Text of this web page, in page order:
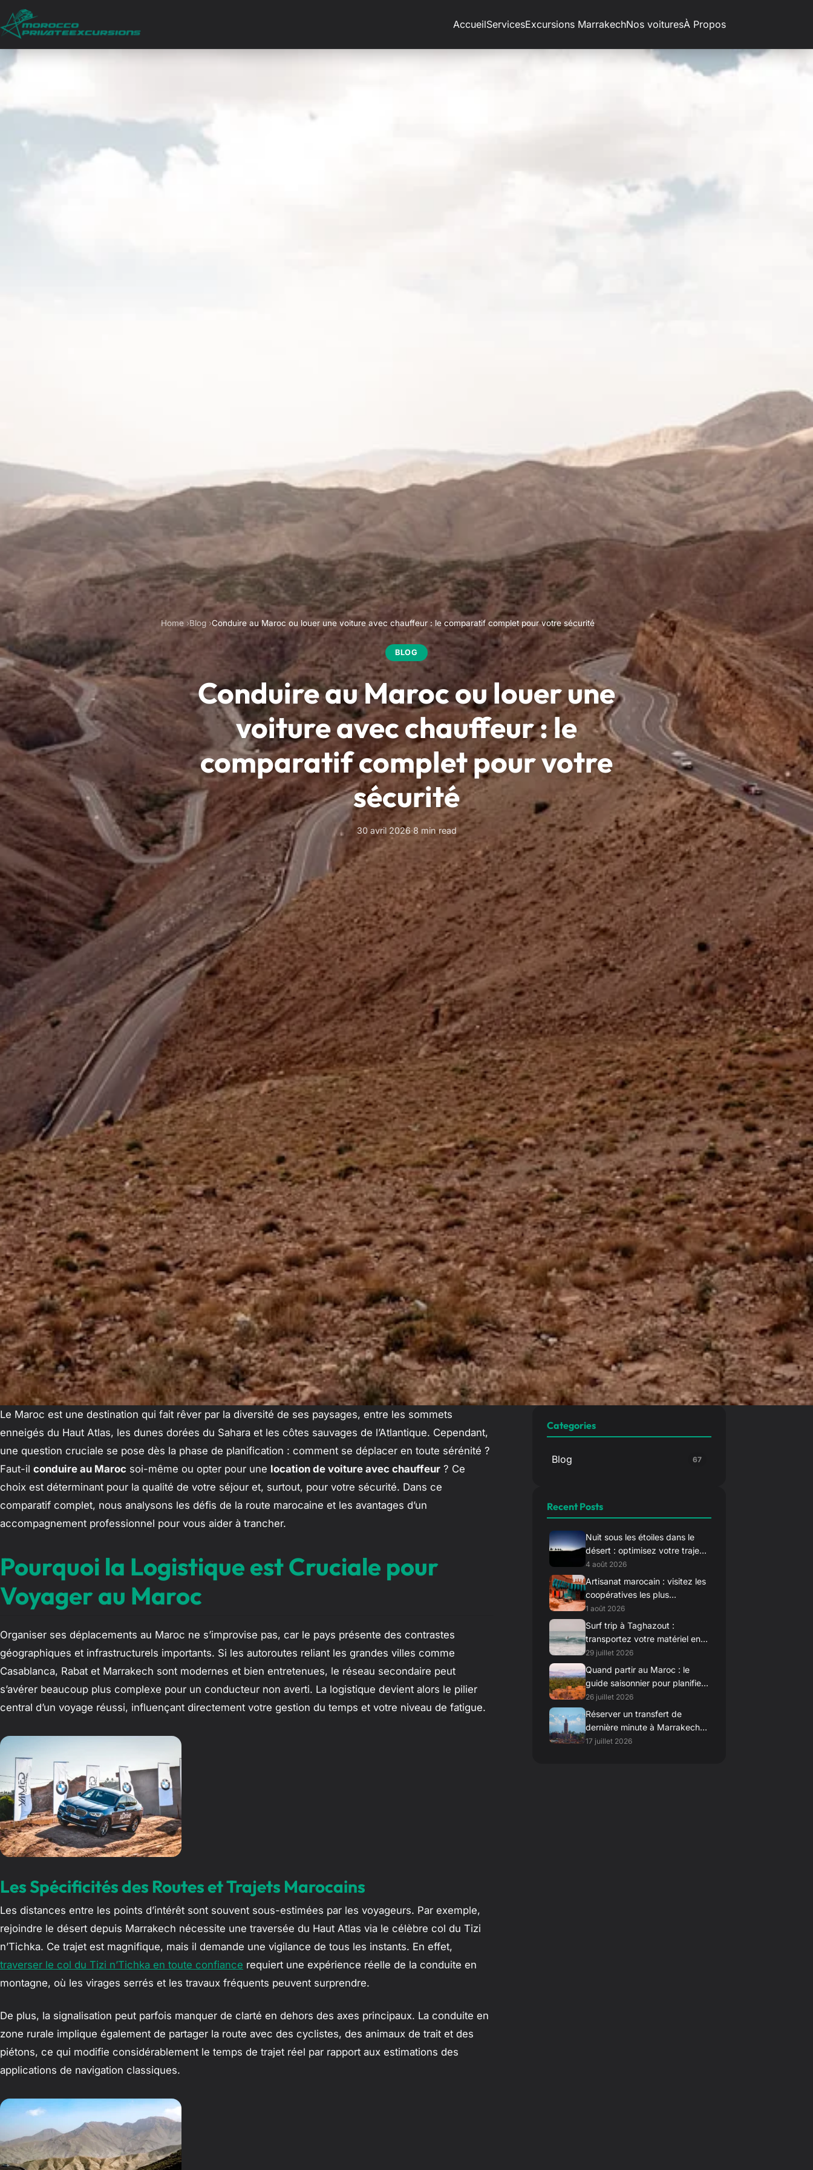
AccueilServicesExcursions MarrakechNos voituresÀ Propos
Home Blog Conduire au Maroc ou louer une voiture avec chauffeur : le comparatif complet pour votre sécurité
BLOG
Conduire au Maroc ou louer une
voiture avec chauffeur : le
comparatif complet pour votre
sécurité
30 avril 2026·8 min read
Le Maroc est une destination qui fait rêver par la diversité de ses paysages, entre les sommets
enneigés du Haut Atlas, les dunes dorées du Sahara et les côtes sauvages de l’Atlantique. Cependant,
une question cruciale se pose dès la phase de planification : comment se déplacer en toute sérénité ?
Faut-il conduire au Maroc soi-même ou opter pour une location de voiture avec chauffeur ? Ce
choix est déterminant pour la qualité de votre séjour et, surtout, pour votre sécurité. Dans ce
comparatif complet, nous analysons les défis de la route marocaine et les avantages d’un
accompagnement professionnel pour vous aider à trancher.
Pourquoi la Logistique est Cruciale pour
Voyager au Maroc
Organiser ses déplacements au Maroc ne s’improvise pas, car le pays présente des contrastes
géographiques et infrastructurels importants. Si les autoroutes reliant les grandes villes comme
Casablanca, Rabat et Marrakech sont modernes et bien entretenues, le réseau secondaire peut
s’avérer beaucoup plus complexe pour un conducteur non averti. La logistique devient alors le pilier
central d’un voyage réussi, influençant directement votre gestion du temps et votre niveau de fatigue.
Les Spécificités des Routes et Trajets Marocains
Les distances entre les points d’intérêt sont souvent sous-estimées par les voyageurs. Par exemple,
rejoindre le désert depuis Marrakech nécessite une traversée du Haut Atlas via le célèbre col du Tizi
n’Tichka. Ce trajet est magnifique, mais il demande une vigilance de tous les instants. En effet,
traverser le col du Tizi n’Tichka en toute confiance requiert une expérience réelle de la conduite en
montagne, où les virages serrés et les travaux fréquents peuvent surprendre.
De plus, la signalisation peut parfois manquer de clarté en dehors des axes principaux. La conduite en
zone rurale implique également de partager la route avec des cyclistes, des animaux de trait et des
piétons, ce qui modifie considérablement le temps de trajet réel par rapport aux estimations des
applications de navigation classiques.
Categories
Blog 67
Recent Posts
Nuit sous les étoiles dans le
désert : optimisez votre trajet
vers Merzouga pour le
coucher du soleil
4 août 2026
Artisanat marocain : visitez les
coopératives les plus
authentiques loin des sentiers
battus
1 août 2026
Surf trip à Taghazout :
transportez votre matériel en
toute simplicité avec un
véhicule spacieux
29 juillet 2026
Quand partir au Maroc : le
guide saisonnier pour planifier
vos excursions en plein air
26 juillet 2026
Réserver un transfert de
dernière minute à Marrakech :
réactivité et fiabilité garanties
17 juillet 2026